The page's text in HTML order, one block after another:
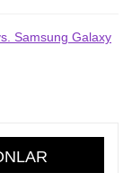
Samsung Galaxy